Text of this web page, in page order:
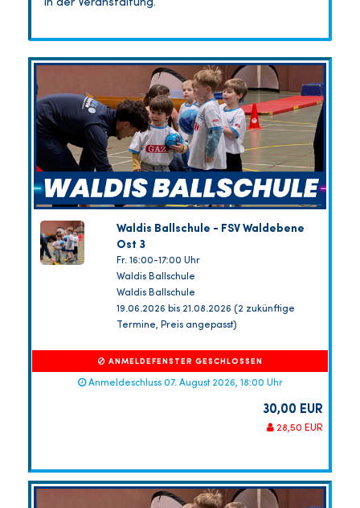
in der Veranstaltung.
Waldis Ballschule - FSV Waldebene
Ost 3
Fr. 16:00-17:00 Uhr
Waldis Ballschule
Waldis Ballschule
19.06.2026 bis 21.08.2026 (2 zukünftige
Termine, Preis angepasst)
ANMELDEFENSTER GESCHLOSSEN
Anmeldeschluss 07. August 2026, 18:00 Uhr
30,00 EUR
28,50 EUR